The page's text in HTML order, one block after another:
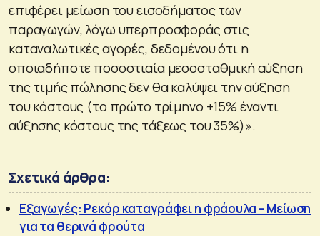
επιφέρει μείωση του εισοδήματος των
παραγωγών, λόγω υπερπροσφοράς στις
καταναλωτικές αγορές, δεδομένου ότι η
οποιαδήποτε ποσοστιαία μεσοσταθμική αύξηση
της τιμής πώλησης δεν θα καλύψει την αύξηση
του κόστους (το πρώτο τρίμηνο +15% έναντι
αύξησης κόστους της τάξεως του 35%)».
Σχετικά άρθρα:
Εξαγωγές: Ρεκόρ καταγράφει η φράουλα – Μείωση
για τα θερινά φρούτα